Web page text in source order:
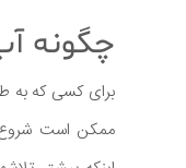
چگونه
برای کسی که به
ممکن است شروع